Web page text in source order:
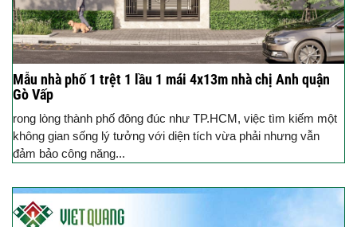
Mẫu nhà phố 1 trệt 1 lầu 1 mái 4x13m nhà chị Anh quận
Gò Vấp
rong lòng thành phố đông đúc như TP.HCM, việc tìm kiếm một
không gian sống lý tưởng với diện tích vừa phải nhưng vẫn
đảm bảo công năng...